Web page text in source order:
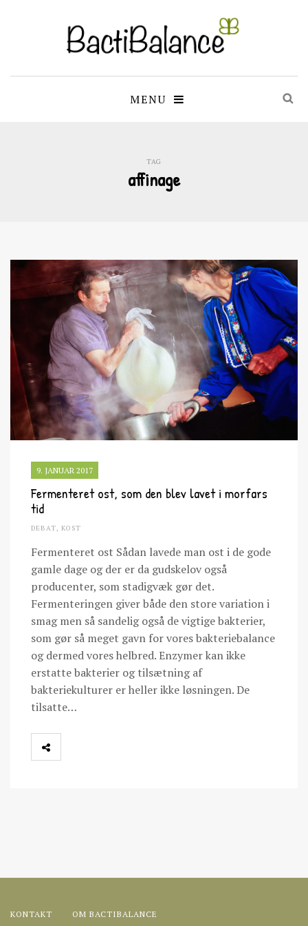
MENU
TAG
affinage
9. JANUAR 2017
Fermenteret ost, som den blev lavet i morfars
tid
DEBAT, KOST
Fermenteret ost Sådan lavede man ost i de gode
gamle dage og der er da gudskelov også
producenter, som stadigvæk gør det.
Fermenteringen giver både den store variation i
smag men så sandelig også de vigtige bakterier,
som gør så meget gavn for vores bakteriebalance
og dermed vores helbred. Enzymer kan ikke
erstatte bakterier og tilsætning af
bakteriekulturer er heller ikke løsningen. De
tilsatte…
KONTAKT OM BACTIBALANCE